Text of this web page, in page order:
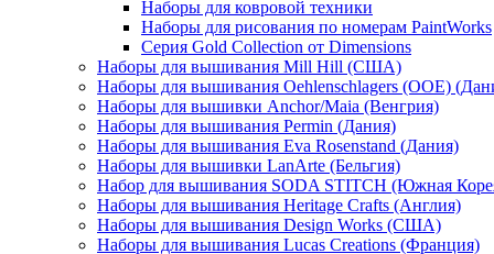
Наборы для ковровой техники
Наборы для рисования по номерам PaintWorks
Серия Gold Collection от Dimensions
Наборы для вышивания Mill Hill (США)
Наборы для вышивания Oehlenschlagers (OOE)
Наборы для вышивки Anchor/Maia (Венгрия)
Наборы для вышивания Permin (Дания)
Наборы для вышивания Eva Rosenstand (Дания)
Наборы для вышивки LanArte (Бельгия)
Набор для вышивания SODA STITCH (Южная
Наборы для вышивания Heritage Crafts (Англия)
Наборы для вышивания Design Works (США)
Наборы для вышивания Lucas Creations (Франция)